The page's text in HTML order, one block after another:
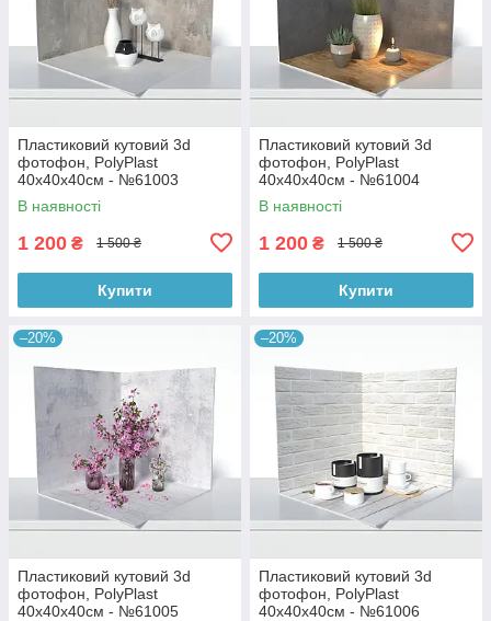
Пластиковий кутовий 3d
фотофон, PolyPlast
40x40x40см - №61003
В наявності
1 200 ₴ 1 500 ₴
Купити
Пластиковий кутовий 3d
фотофон, PolyPlast
40x40x40см - №61004
В наявності
1 200 ₴ 1 500 ₴
Купити
–20%
Пластиковий кутовий 3d
фотофон, PolyPlast
40x40x40см - №61005
–20%
Пластиковий кутовий 3d
фотофон, PolyPlast
40x40x40см - №61006